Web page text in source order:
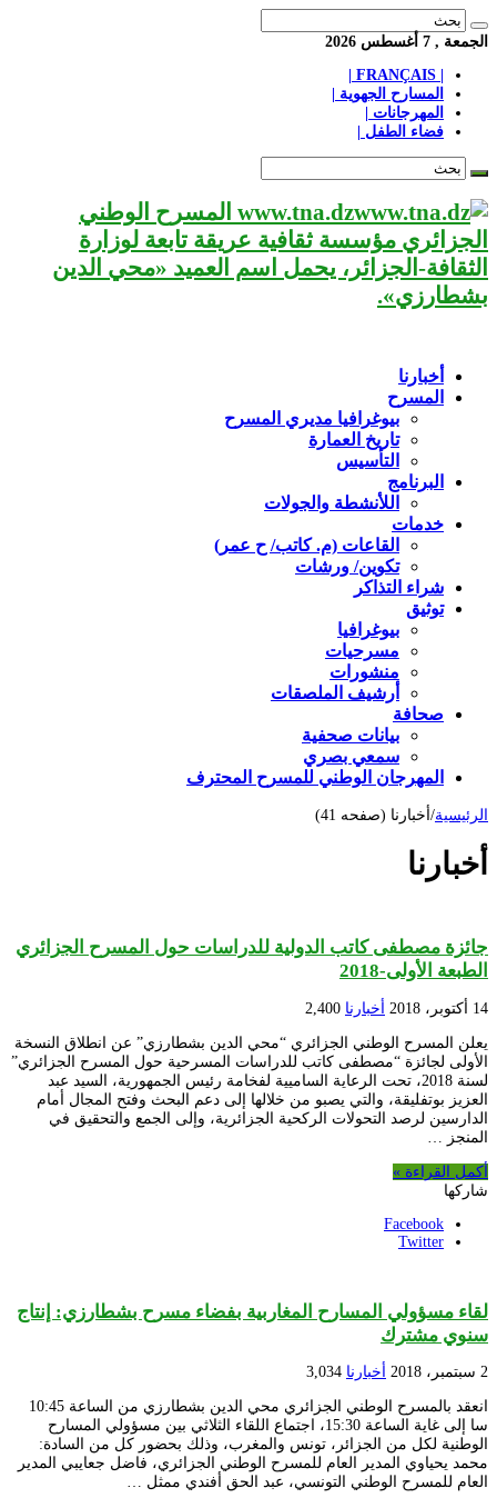
الجمعة , 7 أغسطس 2026
المسارح الجهوية |
المهرجانات |
فضاء الطفل |
www.tna.dz المسرح الوطني
الجزائري مؤسسة ثقافية عريقة تابعة لوزارة
الثقافة-الجزائر، يحمل اسم العميد «محي الدين
بشطارزي».
أخبارنا
المسرح
بيوغرافيا مديري المسرح
تاريخ العمارة
التأسيس
البرنامج
اللأنشطة والجولات
خدمات
القاعات (م. كاتب/ ح عمر)
تكوين/ ورشات
شراء التذاكر
توثيق
بيوغرافيا
مسرحيات
منشورات
أرشيف الملصقات
صحافة
بيانات صحفية
سمعي بصري
المهرجان الوطني للمسرح المحترف
الرئيسية/ أخبارنا (صفحه 41)
أخبارنا
جائزة مصطفى كاتب الدولية للدراسات حول المسرح الجزائري
الطبعة الأولى-2018
14 أكتوبر، 2018 أخبارنا 2,400
يعلن المسرح الوطني الجزائري “محي الدين بشطارزي” عن انطلاق النسخة
الأولى لجائزة “مصطفى كاتب للدراسات المسرحية حول المسرح الجزائري”
لسنة 2018، تحت الرعاية الساميية لفخامة رئيس الجمهورية، السيد عبد
العزيز بوتفليقة، والتي يصبو من خلالها إلى دعم البحث وفتح المجال أمام
الدارسين لرصد التحولات الركحية الجزائرية، وإلى الجمع والتحقيق في
المنجز …
أكمل القراءة »
شاركها
Facebook
Twitter
لقاء مسؤولي المسارح المغاربية بفضاء مسرح بشطارزي: إنتاج
سنوي مشترك
2 سبتمبر، 2018 أخبارنا 3,034
انعقد بالمسرح الوطني الجزائري محي الدين بشطارزي من الساعة 10:45
سا إلى غاية الساعة 15:30، اجتماع اللقاء الثلاثي بين مسؤولي المسارح
الوطنية لكل من الجزائر، تونس والمغرب، وذلك بحضور كل من السادة:
محمد يحياوي المدير العام للمسرح الوطني الجزائري، فاضل جعايبي المدير
العام للمسرح الوطني التونسي، عبد الحق أفندي ممثل …